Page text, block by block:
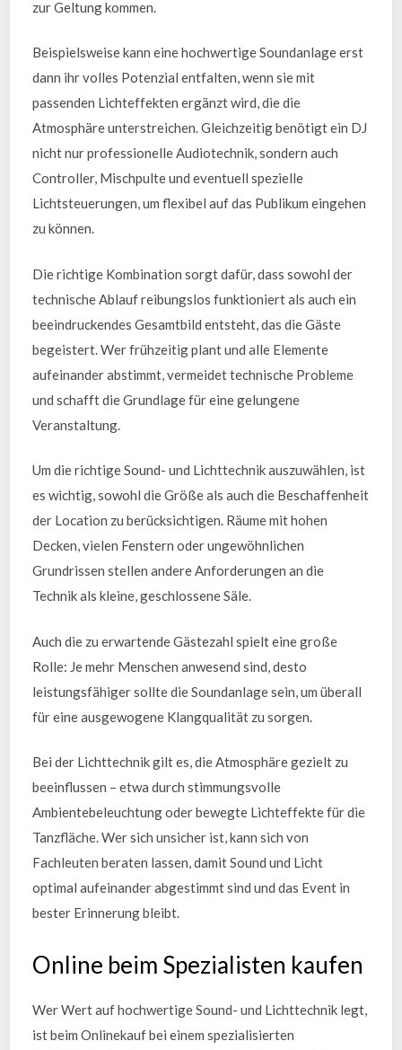
zur Geltung kommen.
Beispielsweise kann eine hochwertige Soundanlage erst
dann ihr volles Potenzial entfalten, wenn sie mit
passenden Lichteffekten ergänzt wird, die die
Atmosphäre unterstreichen. Gleichzeitig benötigt ein DJ
nicht nur professionelle Audiotechnik, sondern auch
Controller, Mischpulte und eventuell spezielle
Lichtsteuerungen, um flexibel auf das Publikum eingehen
zu können.
Die richtige Kombination sorgt dafür, dass sowohl der
technische Ablauf reibungslos funktioniert als auch ein
beeindruckendes Gesamtbild entsteht, das die Gäste
begeistert. Wer frühzeitig plant und alle Elemente
aufeinander abstimmt, vermeidet technische Probleme
und schafft die Grundlage für eine gelungene
Veranstaltung.
Um die richtige Sound- und Lichttechnik auszuwählen, ist
es wichtig, sowohl die Größe als auch die Beschaffenheit
der Location zu berücksichtigen. Räume mit hohen
Decken, vielen Fenstern oder ungewöhnlichen
Grundrissen stellen andere Anforderungen an die
Technik als kleine, geschlossene Säle.
Auch die zu erwartende Gästezahl spielt eine große
Rolle: Je mehr Menschen anwesend sind, desto
leistungsfähiger sollte die Soundanlage sein, um überall
für eine ausgewogene Klangqualität zu sorgen.
Bei der Lichttechnik gilt es, die Atmosphäre gezielt zu
beeinflussen – etwa durch stimmungsvolle
Ambientebeleuchtung oder bewegte Lichteffekte für die
Tanzfläche. Wer sich unsicher ist, kann sich von
Fachleuten beraten lassen, damit Sound und Licht
optimal aufeinander abgestimmt sind und das Event in
bester Erinnerung bleibt.
Online beim Spezialisten kaufen
Wer Wert auf hochwertige Sound- und Lichttechnik legt,
ist beim Onlinekauf bei einem spezialisierten